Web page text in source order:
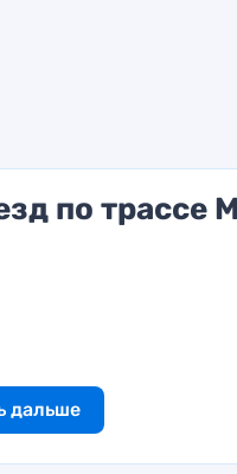
по трассе
дальше